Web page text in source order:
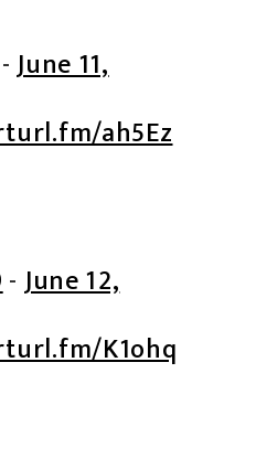
-June 11,
ah5Ez
- June 12,
K1ohq